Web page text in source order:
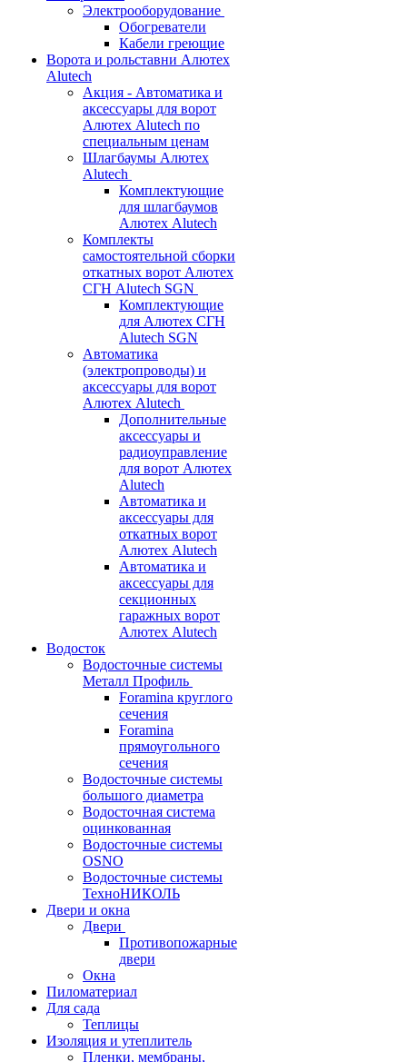
Электрооборудование
Обогреватели
Кабели греющие
Ворота и рольставни Алютех
Alutech
Акция - Автоматика и
аксессуары для ворот
Алютех Alutech по
специальным ценам
Шлагбаумы Алютех
Alutech
Комплектующие
для шлагбаумов
Алютех Alutech
Комплекты
самостоятельной сборки
откатных ворот Алютех
СГН Alutech SGN
Комплектующие
для Алютех СГН
Alutech SGN
Автоматика
(электропроводы) и
аксессуары для ворот
Алютех Alutech
Дополнительные
аксессуары и
радиоуправление
для ворот Алютех
Alutech
Автоматика и
аксессуары для
откатных ворот
Алютех Alutech
Автоматика и
аксессуары для
секционных
гаражных ворот
Алютех Alutech
Водосток
Водосточные системы
Металл Профиль
Foramina круглого
сечения
Foramina
прямоугольного
сечения
Водосточные системы
большого диаметра
Водосточная система
оцинкованная
Водосточные системы
OSNO
Водосточные системы
ТехноНИКОЛЬ
Двери и окна
Двери
Противопожарные
двери
Окна
Пиломатериал
Для сада
Теплицы
Изоляция и утеплитель
Пленки, мембраны,